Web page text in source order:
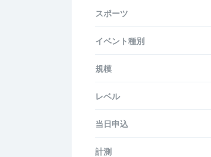
スポーツ
イベント種別
規模
レベル
当日申込
計測